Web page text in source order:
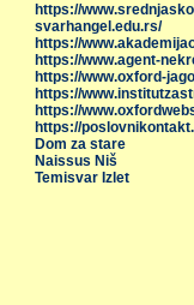
https://
svarhangel.edu.rs/
https://
https://www.agent-
https://www.oxford-
https://
https://
https://
Dom za stare
Naissus Niš
Temisvar Izlet